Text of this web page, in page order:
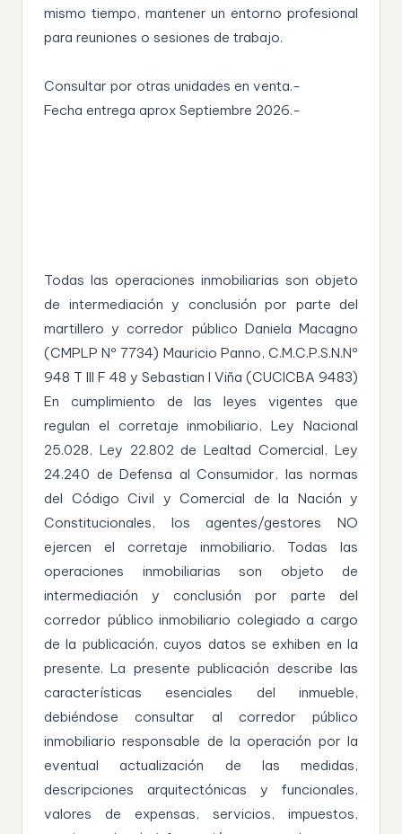
mismo tiempo, mantener un entorno profesional
para reuniones o sesiones de trabajo.
Consultar por otras unidades en venta.-
Fecha entrega aprox Septiembre 2026.-
Todas las operaciones inmobiliarias son objeto
de intermediación y conclusión por parte del
martillero y corredor público Daniela Macagno
(CMPLP Nº 7734) Mauricio Panno, C.M.C.P.S.N.Nº
948 T III F 48 y Sebastian I Viña (CUCICBA 9483)
En cumplimiento de las leyes vigentes que
regulan el corretaje inmobiliario, Ley Nacional
25.028, Ley 22.802 de Lealtad Comercial, Ley
24.240 de Defensa al Consumidor, las normas
del Código Civil y Comercial de la Nación y
Constitucionales, los agentes/gestores NO
ejercen el corretaje inmobiliario. Todas las
operaciones inmobiliarias son objeto de
intermediación y conclusión por parte del
corredor público inmobiliario colegiado a cargo
de la publicación, cuyos datos se exhiben en la
presente. La presente publicación describe las
características esenciales del inmueble,
debiéndose consultar al corredor público
inmobiliario responsable de la operación por la
eventual actualización de las medidas,
descripciones arquitectónicas y funcionales,
valores de expensas, servicios, impuestos,